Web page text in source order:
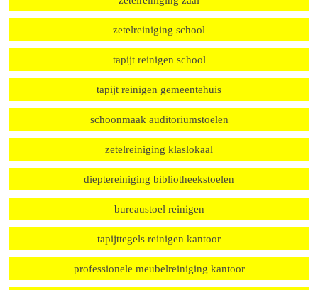
zetelreiniging theater
zetelreiniging cultuurcentrum
tapijt reinigen evenementenzaal
zetelreiniging zaal
zetelreiniging school
tapijt reinigen school
tapijt reinigen gemeentehuis
schoonmaak auditoriumstoelen
zetelreiniging klaslokaal
dieptereiniging bibliotheekstoelen